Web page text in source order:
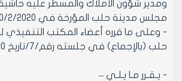
ومدير شؤون الأملاك والمسطر عليه
مجلس مدينة حلب المؤرخة في 10/2/2020.
- وعلى ما قرره أعضاء المكتب
حلب (بالإجماع) في جلسته رقم/7/تاريخ 13/2/2020 م .
- يـقـرر مـا يـلـي –